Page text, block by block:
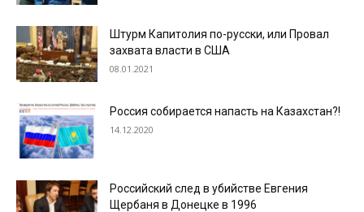
Штурм Капитолия по-русски, или Провал
захвата власти в США
08.01.2021
Россия собирается напасть на Казахстан?!
14.12.2020
Российский след в убийстве Евгения
Щербаня в Донецке в 1996